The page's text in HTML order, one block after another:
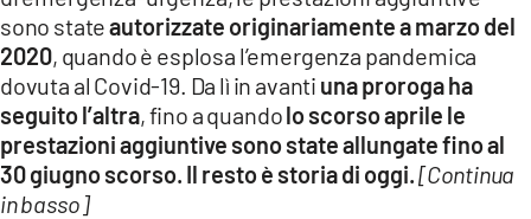
sono stateautorizzate originariamente a marzo del
2020, quando è esplosa l’emergenza pandemica
dovuta al Covid-19. Da lì in avanti una proroga ha
seguito l’altra, fino a quandolo scorso aprile le
prestazioni aggiuntive sono state allungate fino al
30 giugno scorso. Il resto è storia di oggi.[Continua
in basso]